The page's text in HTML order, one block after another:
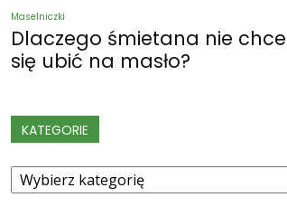
Maselniczki
Dlaczego śmietana nie chce
się ubić na masło?
KATEGORIE
Kategorie